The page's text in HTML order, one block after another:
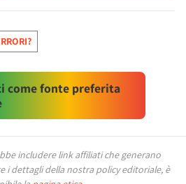
come fonte preferita
includere link affiliati che generano
i dettagli della nostra policy editoriale, è